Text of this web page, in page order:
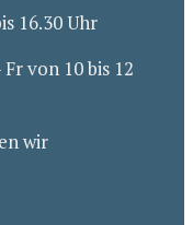
16.30 Uhr
von 10 bis 12
wir